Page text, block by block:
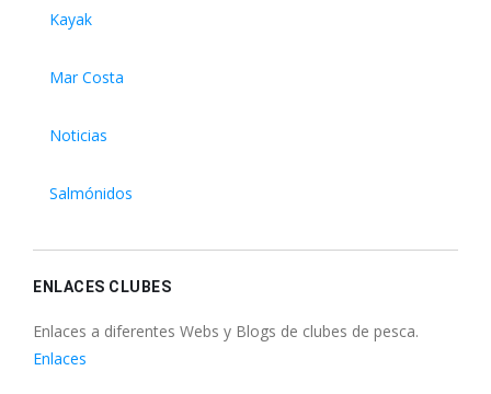
Kayak
Mar Costa
Noticias
Salmónidos
ENLACES CLUBES
Enlaces a diferentes Webs y Blogs de clubes de pesca.
Enlaces